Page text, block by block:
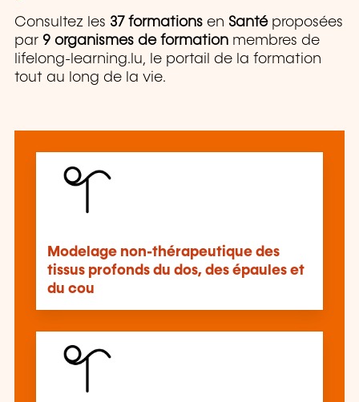
Consultez les 37 formations en Santéproposées
par 9 organismes de formation membres de
lifelong-learning.lu, le portail de la formation
tout au long de la vie.
Modelage non-thérapeutique des
tissus profonds du dos, des épaules et
du cou